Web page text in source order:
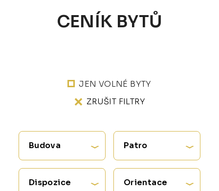
CENÍK BYTŮ
JEN VOLNÉ BYTY
ZRUŠIT FILTRY
Budova Patro
Dispozice Orientace